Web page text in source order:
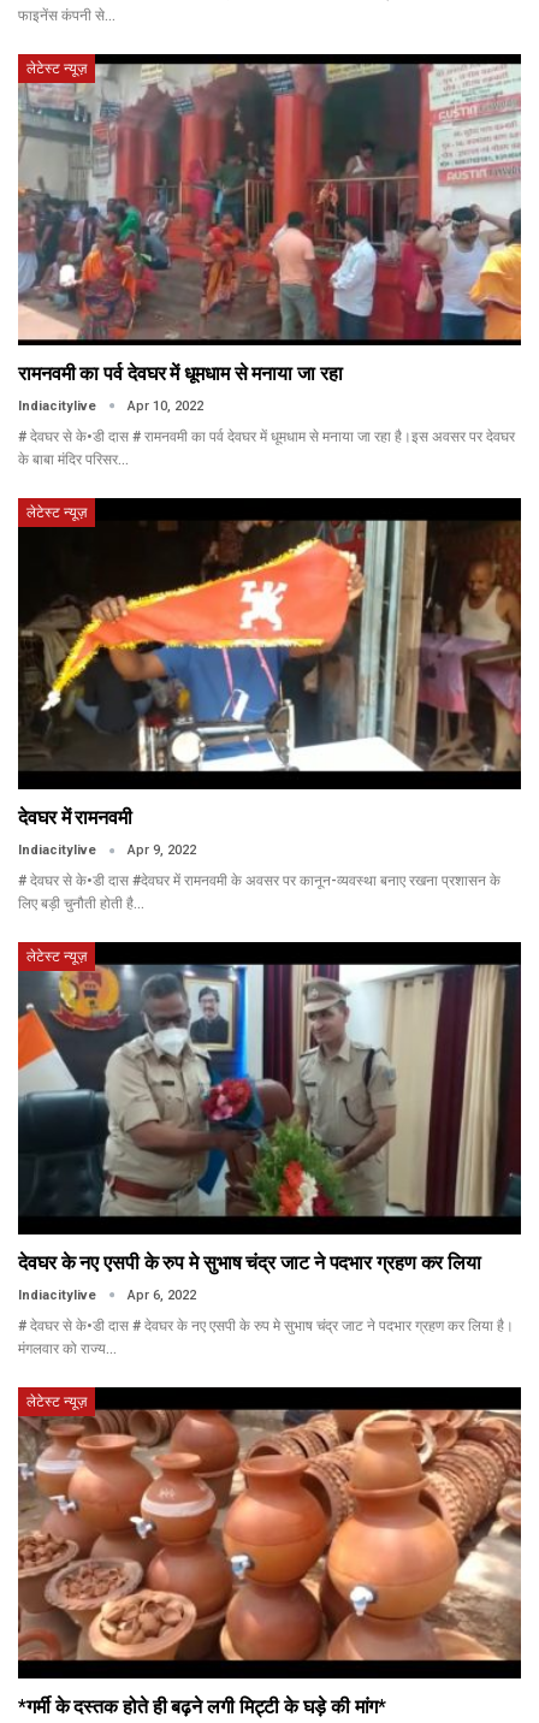
फाइनेंस कंपनी से…
लेटेस्ट न्यूज़
रामनवमी का पर्व देवघर में धूमधाम से मनाया जा रहा
Indiacitylive Apr 10, 2022
# देवघर से के•डी दास # रामनवमी का पर्व देवघर में धूमधाम से मनाया जा रहा है।इस अवसर पर देवघर
के बाबा मंदिर परिसर…
लेटेस्ट न्यूज़
देवघर में रामनवमी
Indiacitylive Apr 9, 2022
# देवघर से के•डी दास #देवघर में रामनवमी के अवसर पर कानून-व्यवस्था बनाए रखना प्रशासन के
लिए बड़ी चुनौती होती है…
लेटेस्ट न्यूज़
देवघर के नए एसपी के रुप मे सुभाष चंद्र जाट ने पदभार ग्रहण कर लिया
Indiacitylive Apr 6, 2022
# देवघर से के•डी दास # देवघर के नए एसपी के रुप मे सुभाष चंद्र जाट ने पदभार ग्रहण कर लिया है।
मंगलवार को राज्य…
लेटेस्ट न्यूज़
*गर्मी के दस्तक होते ही बढ़ने लगी मिट्टी के घड़े की मांग*